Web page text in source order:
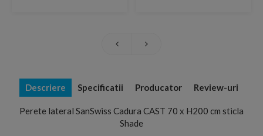
Descriere Specificatii Producator Review-uri
Perete lateral SanSwiss Cadura CAST 70 x H200 cm sticla
Shade